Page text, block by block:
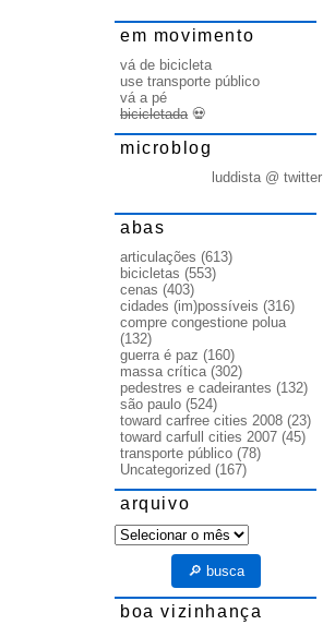
em movimento
vá de bicicleta
use transporte público
vá a pé
bicicletada💀
microblog
luddista @ twitter
abas
articulações (613)
bicicletas (553)
cenas (403)
cidades (im)possíveis (316)
compre congestione polua
(132)
guerra é paz (160)
massa crítica(302)
pedestres e cadeirantes (132)
são paulo (524)
toward carfree cities 2008 (23)
toward carfull cities 2007 (45)
transporte público (78)
Uncategorized (167)
arquivo
arquivo
🔎 busca
boa vizinhança